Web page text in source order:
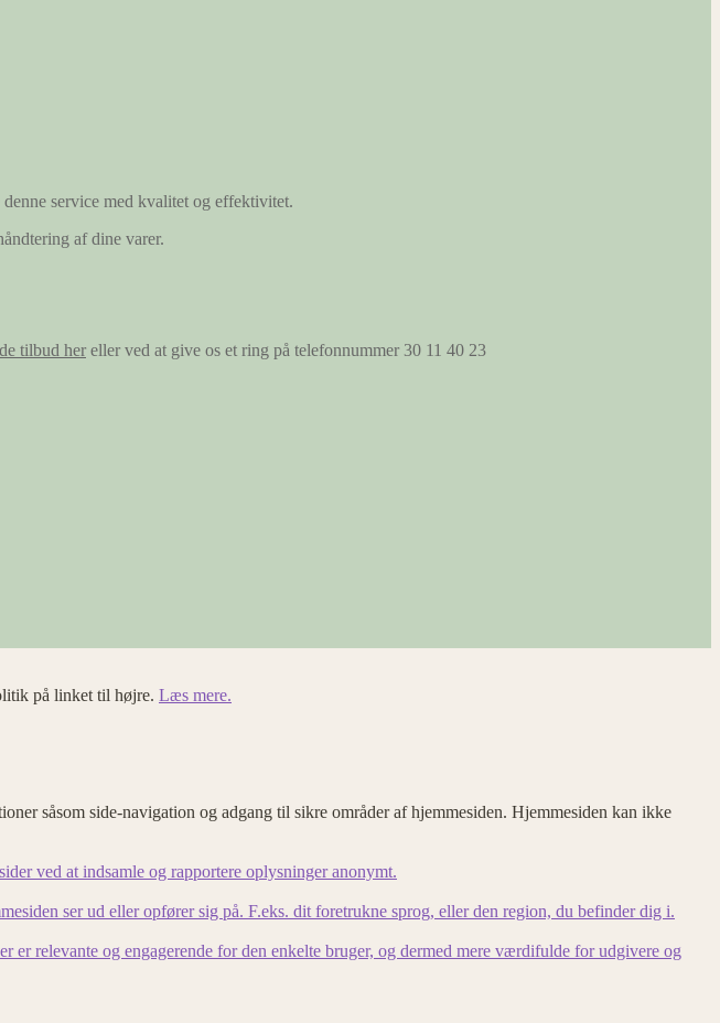
service med kvalitet og effektivitet.
af dine varer.
tilbud her eller ved at give os et ring på telefonnummer 30 11 40 23
på linket til højre. Læs mere.
såsom side-navigation og adgang til sikre områder af hjemmesiden. Hjemmesiden kan ikke
ved at indsamle og rapportere oplysninger anonymt.
ser ud eller opfører sig på. F.eks. dit foretrukne sprog, eller den region, du befinder dig i.
er relevante og engagerende for den enkelte bruger, og dermed mere værdifulde for udgivere og